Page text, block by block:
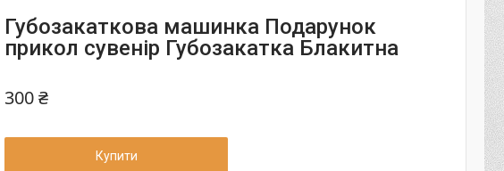
Губозакаткова машинка Подарунок
прикол сувенір Губозакатка Блакитна
300 ₴
Купити